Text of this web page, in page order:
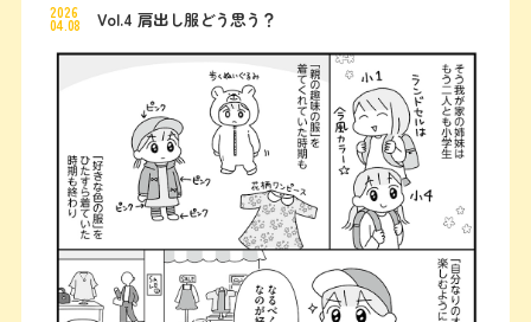
2026
04.08 Vol.4 肩出し服どう思う？